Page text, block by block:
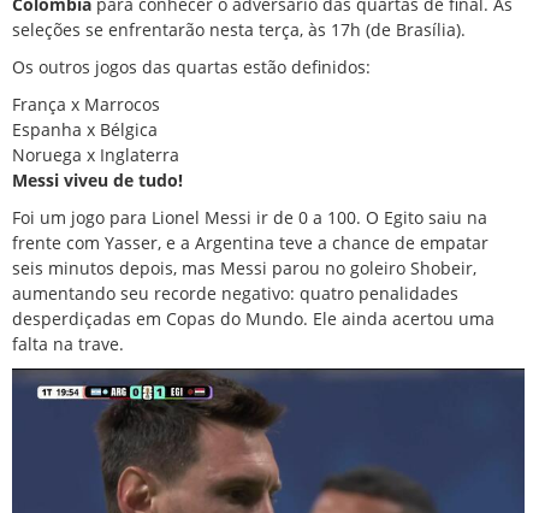
seleções se enfrentarão nesta terça, às 17h (de Brasília).
Os outros jogos das quartas estão definidos:
França x Marrocos
Espanha x Bélgica
Noruega x Inglaterra
Messi viveu de tudo!
Foi um jogo para Lionel Messi ir de 0 a 100. O Egito saiu na
frente com Yasser, e a Argentina teve a chance de empatar
seis minutos depois, mas Messi parou no goleiro Shobeir,
aumentando seu recorde negativo: quatro penalidades
desperdiçadas em Copas do Mundo. Ele ainda acertou uma
falta na trave.